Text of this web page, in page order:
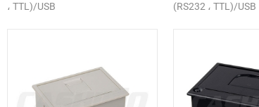
، TTL)/USB
(RS232 ، TTL)/USB